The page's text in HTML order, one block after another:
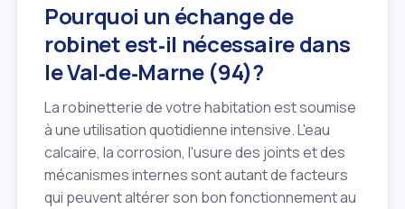
Pourquoi un échange de
robinet est‑il nécessaire dans
le Val‑de‑Marne (94)?
La robinetterie de votre habitation est soumise
à une utilisation quotidienne intensive. L'eau
calcaire, la corrosion, l'usure des joints et des
mécanismes internes sont autant de facteurs
qui peuvent altérer son bon fonctionnement au